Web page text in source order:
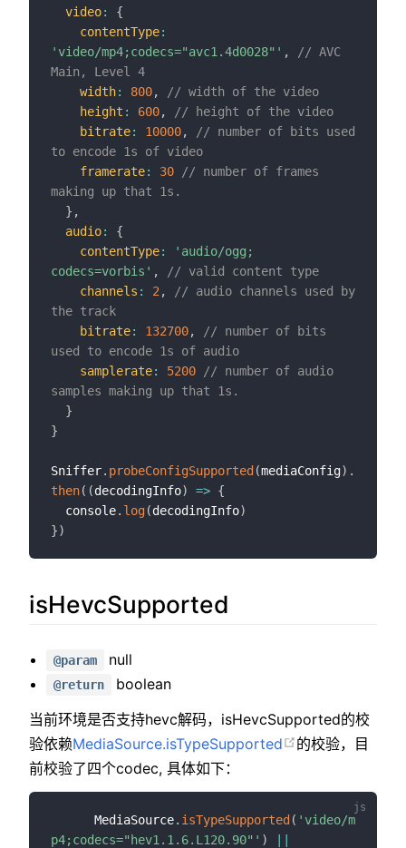
video:
{
contentType:
'video/mp4;codecs="avc1.4d0028"' ,
// AVC
Main, Level 4
width: 800,
// width of the video
height : 600,
// height of the video
bitrate: 10000,
// number of bits used
to encode 1s of video
framerate: 30
// number of frames
making up that 1s.
} ,
audio:
{
contentType:
'audio/ogg;
codecs=vorbis' ,
// valid content type
channels : 2 ,
// audio channels used by
the track
bitrate: 132700,
// number of bits
used to encode 1s of audio
samplerate: 5200
// number of audio
samples making up that 1s.
}
}
Sniffer. probeConfigSupported (mediaConfig) .
then( (decodingInfo) => {
  console
. log(decodingInfo)
})
isHevcSupported
@param null
@return
boolean
当前环境是否支持hevc解码，isHevcSupported的校
验依赖MediaSource.isTypeSupported
的校验，目
前校验了四个codec, 具体如下：
      MediaSource
. isTypeSupported ( 'video/m
p4;codecs="hev1.1.6.L120.90"' )